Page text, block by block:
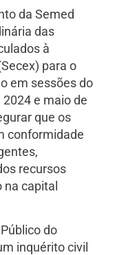
da Semed
das
à
para o
em sessões do
e maio de
que os
conformidade
recursos
na capital
do
inquérito civil